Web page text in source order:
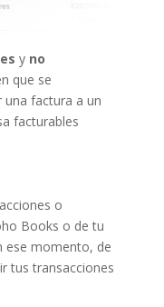
y no
que se
una factura a un
facturables
o
Books o de tu
ese momento, de
tus transacciones